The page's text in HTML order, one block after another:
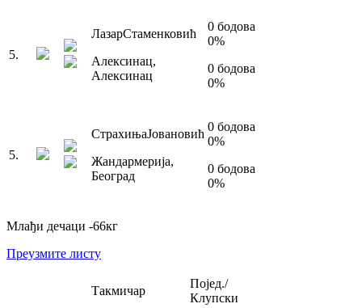
5.
ЛазарСтаменковић
Алексинац,
Алексинац
0 бодова
0%
0 бодова
0%
5.
СтрахињаЈовановић
Жандармерија,
Београд
0 бодова
0%
0 бодова
0%
Млађи дечаци -66кг
Преузмите листу
Такмичар
Појед./
Клупски